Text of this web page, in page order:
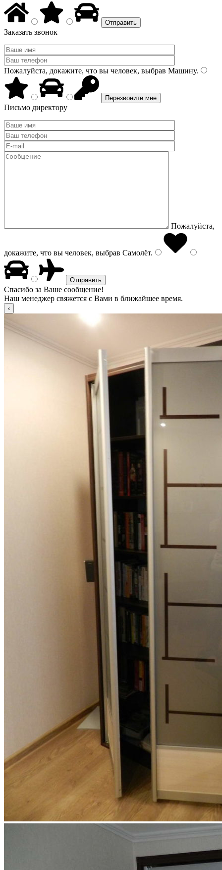
Заказать звонок
Пожалуйста, докажите, что вы человек, выбрав Машину.
Письмо директору
Пожалуйста,
докажите, что вы человек, выбрав Самолёт.
Спасибо за Ваше сообщение!
Наш менеджер свяжется с Вами в ближайшее время.